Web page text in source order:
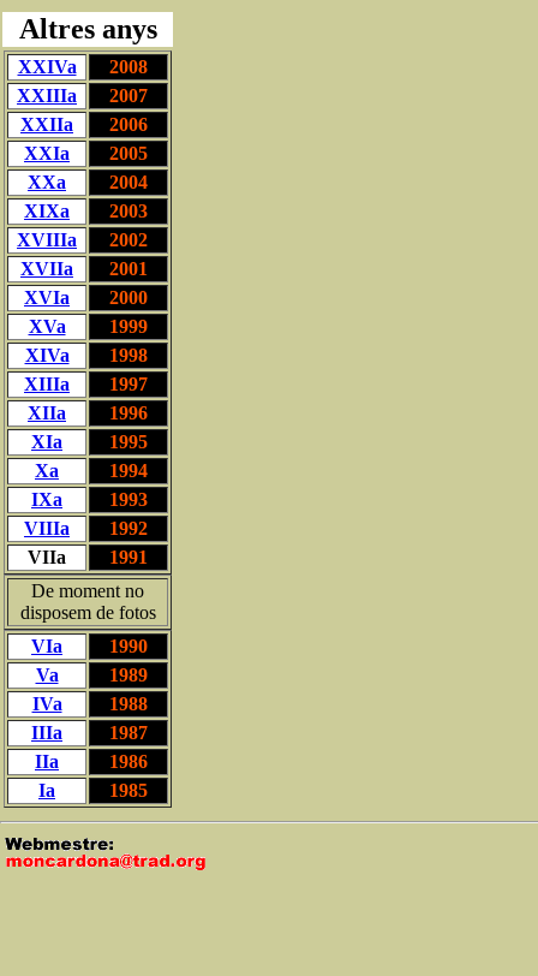
Altres anys
XXIVa
2008
XXIIIa
2007
XXIIa
2006
XXIa
2005
XXa
2004
XIXa
2003
XVIIIa
2002
XVIIa
2001
XVIa
2000
XVa
1999
XIVa
1998
XIIIa
1997
XIIa
1996
XIa
1995
Xa
1994
IXa
1993
VIIIa
1992
VIIa
1991
De moment no
disposem de fotos
VIa
1990
Va
1989
IVa
1988
IIIa
1987
IIa
1986
Ia
1985